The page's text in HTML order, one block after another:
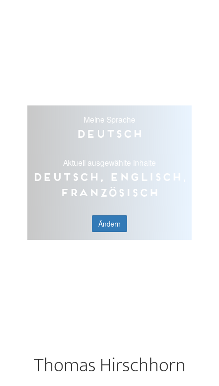
Meine Sprache
Deutsch
Aktuell ausgewählte Inhalte
Deutsch, Englisch,
Französisch
Ändern
Thomas Hirschhorn